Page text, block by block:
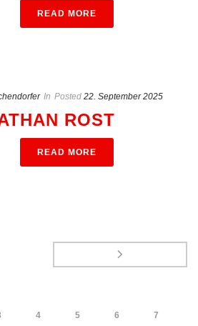
READ MORE
In Posted 22. September 2025
ROST
READ MORE
4 5 6 7